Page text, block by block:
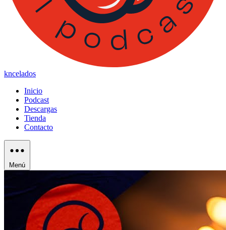
kncelados
Inicio
Podcast
Descargas
Tienda
Contacto
Menú